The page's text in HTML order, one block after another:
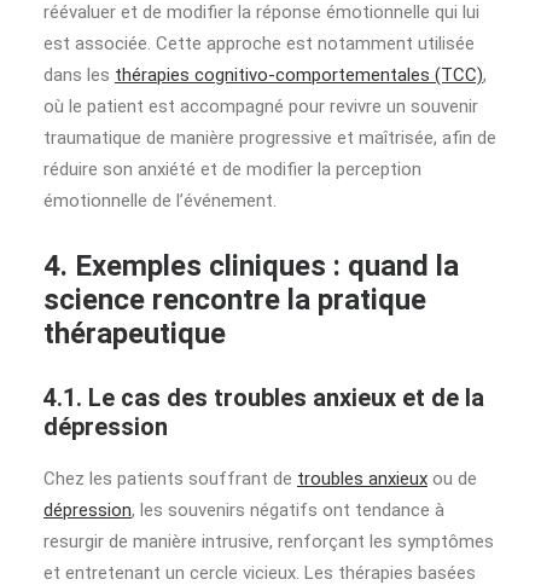
réévaluer et de modifier la réponse émotionnelle qui lui
est associée. Cette approche est notamment utilisée
dans les thérapies cognitivo-comportementales (TCC),
où le patient est accompagné pour revivre un souvenir
traumatique de manière progressive et maîtrisée, afin de
réduire son anxiété et de modifier la perception
émotionnelle de l’événement.
4. Exemples cliniques : quand la
science rencontre la pratique
thérapeutique
4.1. Le cas des troubles anxieux et de la
dépression
Chez les patients souffrant de troubles anxieux ou de
dépression, les souvenirs négatifs ont tendance à
resurgir de manière intrusive, renforçant les symptômes
et entretenant un cercle vicieux. Les thérapies basées